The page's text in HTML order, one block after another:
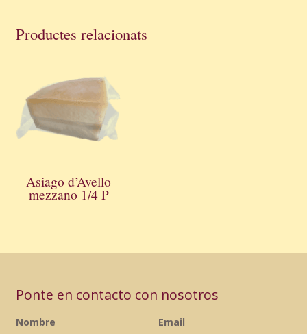
Productes relacionats
Asiago d’Avello
mezzano 1/4 P
Ponte en contacto con nosotros
Nombre Email